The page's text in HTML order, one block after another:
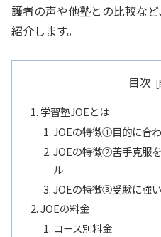
護者の声や他塾との比較な
紹介します。
目次
学習塾JOEとは
JOEの特徴①目的に合
JOEの特徴②苦手克服
ル
JOEの特徴➂受験に強
JOEの料金
コース別料金